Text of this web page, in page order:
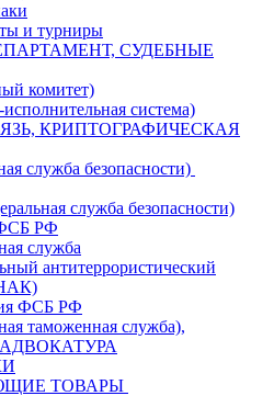
и турниры
СУДЕБНЫЕ
комитет)
система)
КРИПТОГРАФИЧЕСКАЯ
служба безопасности)
служба безопасности)
РФ
служба
антитеррористический
ФСБ РФ
таможенная служба),
ТОВАРЫ